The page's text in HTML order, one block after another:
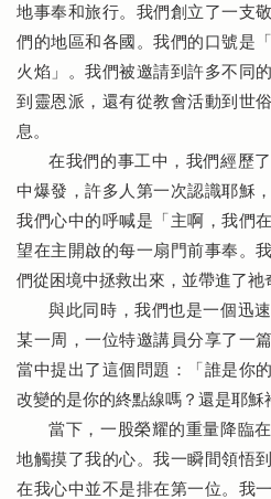
地事奉和旅行。我們創立了一支
們的地區和各國。我們的口號是
火焰」。我們被邀請到許多不
到靈恩派，還有從教會活動到世
息。
在我們的事工中，我們經歷
中爆發，許多人第一次認識耶穌
我們心中的呼喊是「主啊，我們
望在主開啟的每一扇門前事奉。
們從困境中拯救出來，並帶進了祂
與此同時，我們也是一個迅
某一周，一位特邀講員分享了一
當中提出了這個問題：「誰是你
改變的是你的終點線嗎？還是耶穌
當下，一股榮耀的重量降臨
地觸摸了我的心。我一瞬間領悟
在我心中並不是排在第一位。我